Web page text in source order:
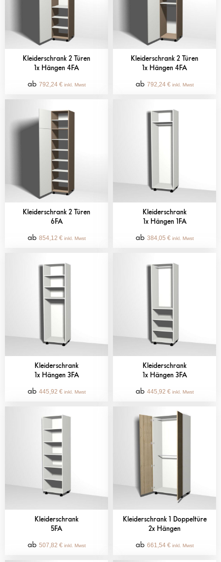
Kleiderschrank 2 Türen
1x Hängen 4FA
792,24 € inkl. Mwst
Kleiderschrank 2 Türen
1x Hängen 4FA
792,24 € inkl. Mwst
Kleiderschrank 2 Türen
6FA
854,12 € inkl. Mwst
Kleiderschrank
1x Hängen 1FA
384,05 € inkl. Mwst
Kleiderschrank
1x Hängen 3FA
445,92 € inkl. Mwst
Kleiderschrank
1x Hängen 3FA
445,92 € inkl. Mwst
Kleiderschrank
5FA
507,82 € inkl. Mwst
Kleiderschrank 1 Doppeltüre
2x Hängen
661,54 € inkl. Mwst